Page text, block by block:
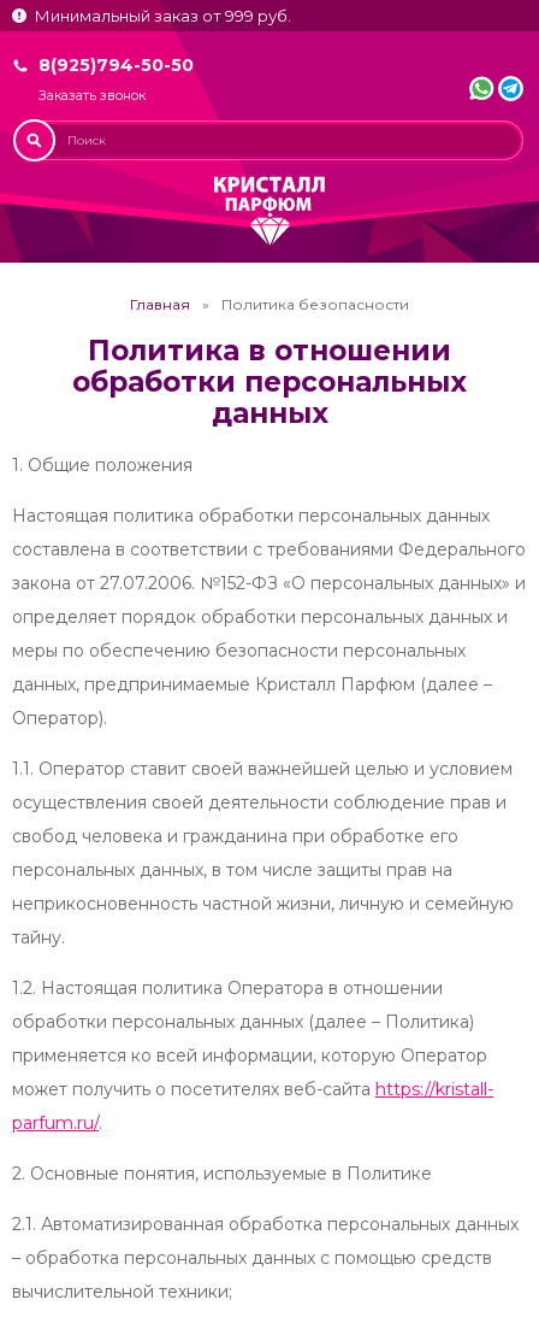
Минимальный заказ от 999 руб.
8(925)794-50-50
Заказать звонок
Главная Политика безопасности
Политика в отношении
обработки персональных
данных
1. Общие положения
Настоящая политика обработки персональных данных
составлена в соответствии с требованиями Федерального
закона от 27.07.2006. №152-ФЗ «О персональных данных» и
определяет порядок обработки персональных данных и
меры по обеспечению безопасности персональных
данных, предпринимаемые Кристалл Парфюм (далее –
Оператор).
1.1. Оператор ставит своей важнейшей целью и условием
осуществления своей деятельности соблюдение прав и
свобод человека и гражданина при обработке его
персональных данных, в том числе защиты прав на
неприкосновенность частной жизни, личную и семейную
тайну.
1.2. Настоящая политика Оператора в отношении
обработки персональных данных (далее – Политика)
применяется ко всей информации, которую Оператор
может получить о посетителях веб-сайта https://kristall-
parfum.ru/.
2. Основные понятия, используемые в Политике
2.1. Автоматизированная обработка персональных данных
– обработка персональных данных с помощью средств
вычислительной техники;